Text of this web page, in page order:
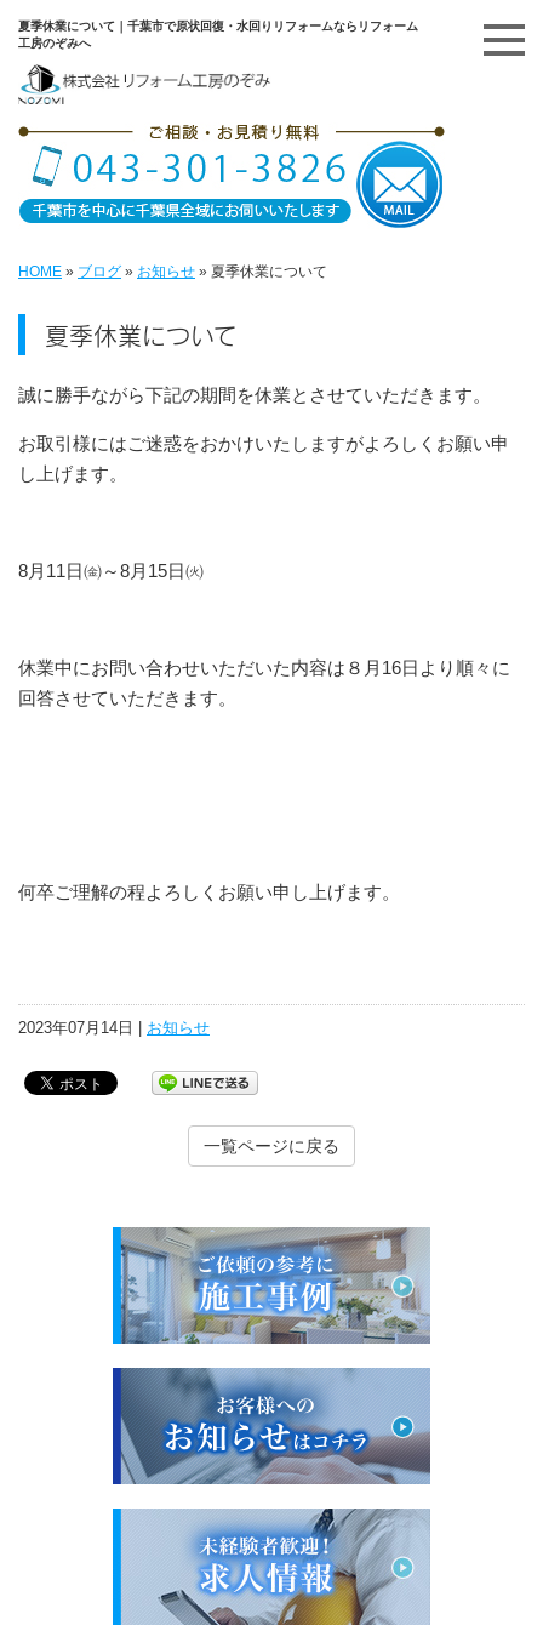
夏季休業について｜千葉市で原状回復・水回りリフォームならリフォーム
工房のぞみへ
HOME » ブログ » お知らせ » 夏季休業について
夏季休業について
誠に勝手ながら下記の期間を休業とさせていただきます。
お取引様にはご迷惑をおかけいたしますがよろしくお願い申
し上げます。
8月11日㈮～8月15日㈫
休業中にお問い合わせいただいた内容は８月16日より順々に
回答させていただきます。
何卒ご理解の程よろしくお願い申し上げます。
2023年07月14日 | お知らせ
一覧ページに戻る